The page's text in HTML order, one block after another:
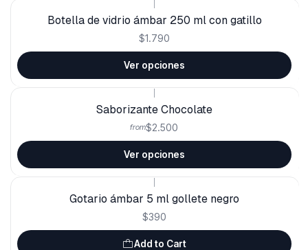
Botella de vidrio ámbar 250 ml con gatillo
$1.790
Ver opciones
Saborizante Chocolate
from$2.500
Ver opciones
Gotario ámbar 5 ml gollete negro
$390
Add to Cart